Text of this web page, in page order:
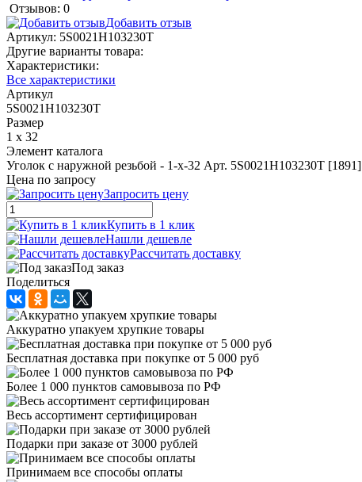
Отзывов: 0
Добавить отзыв
Артикул: 5S0021H103230T
Другие варианты товара:
Характеристики:
Все характеристики
Артикул
5S0021H103230T
Размер
1 x 32
Элемент каталога
Уголок с наружной резьбой - 1-x-32 Арт. 5S0021H103230T [1891]
Цена по запросу
Запросить цену
Купить в 1 клик
Нашли дешевле
Рассчитать доставку
Под заказ
Поделиться
Аккуратно упакуем хрупкие товары
Бесплатная доставка при покупке от 5 000 руб
Более 1 000 пунктов самовывоза по РФ
Весь ассортимент сертифицирован
Подарки при заказе от 3000 рублей
Принимаем все способы оплаты